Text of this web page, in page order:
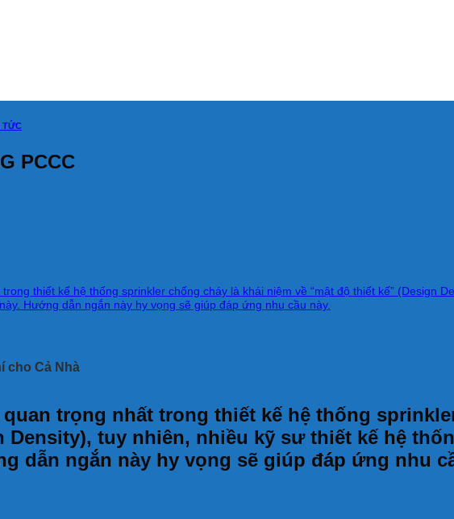
TỨC
PCCC
thiết kế hệ thống sprinkler chống cháy là khái niệm về “mật độ thiết kế” (Design
Hướng dẫn ngắn này hy vọng sẽ giúp đáp ứng nhu cầu này.
cho Cả Nhà
trọng nhất trong thiết kế hệ thống
Density), tuy nhiên, nhiều kỹ sư thiết kế hệ
dẫn ngắn này hy vọng sẽ giúp đáp ứng nhu